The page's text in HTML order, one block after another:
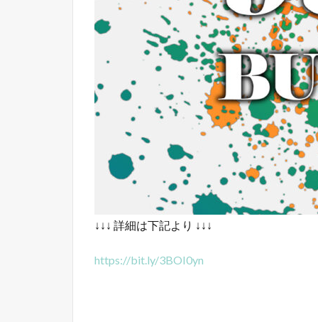
↓↓↓ 詳細は下記より ↓↓↓
https://bit.ly/3BOI0yn